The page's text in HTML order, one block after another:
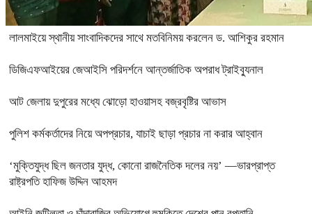
লালমাইয়ে স্থানীয় সাংবাদিকদের সাথে মতবিনিময় করলেন ড. আশিকুর রহমান
ডিজিএফআইয়ের জেআইসি পরিদর্শনে আন্তর্জাতিক অপরাধ ট্রাইব্যুনাল
আট জেলায় দুপুরের মধ্যে ঝোড়ো হাওয়াসহ বজ্রবৃষ্টির আভাস
পুলিশ কর্মকর্তাদের নিয়ে অপপ্রচার, যাচাই ছাড়া প্রচার না করার আহ্বান
‘মুক্তিযুদ্ধ ছিল জনতার যুদ্ধ, কোনো রাজনৈতিক দলের নয়’ —ভারপ্রাপ্ত
রাষ্ট্রপতি হাফিজ উদ্দিন আহমদ